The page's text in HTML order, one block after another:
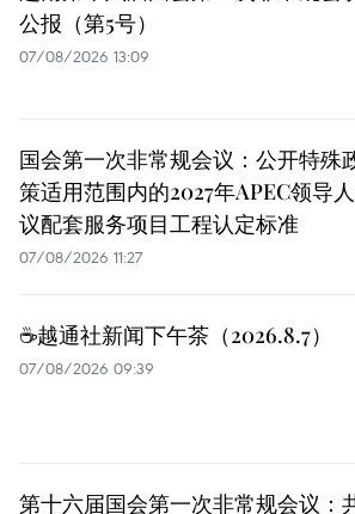
公报（第5号）
07/08/2026 13:09
国会第一次非常规会议：公开特殊
策适用范围内的2027年APEC领导
议配套服务项目工程认定标准
07/08/2026 11:27
☕️越通社新闻下午茶（2026.8.7）
07/08/2026 09:39
第十六届国会第一次非常规会议：